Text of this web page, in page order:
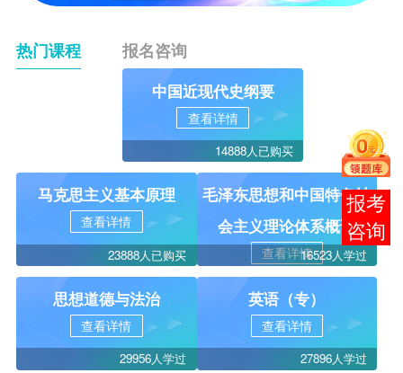
热门课程 报名咨询
中国近现代史纲要
查看详情
14888人已购买
马克思主义基本原理
查看详情
23888人已购买
毛泽东思想和中国特色社
会主义理论体系概论
查看详情16523人学过
思想道德与法治
查看详情
29956人学过
英语（专）
查看详情
27896人学过
报考
咨询